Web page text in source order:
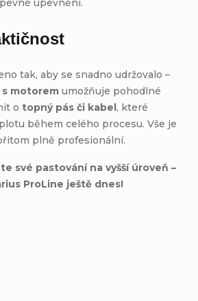
tak, aby se snadno udržovalo –
motorem umožňuje pohodlné
o topný pás či kabel, které
během celého procesu. Vše je
plně profesionální.
své pastování na vyšší úroveň –
ProLine ještě dnes!